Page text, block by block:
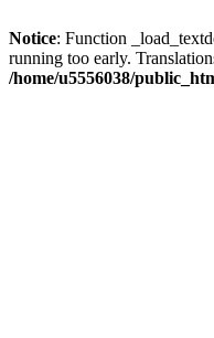
Notice: Function
running too early.
/home/u5556038/